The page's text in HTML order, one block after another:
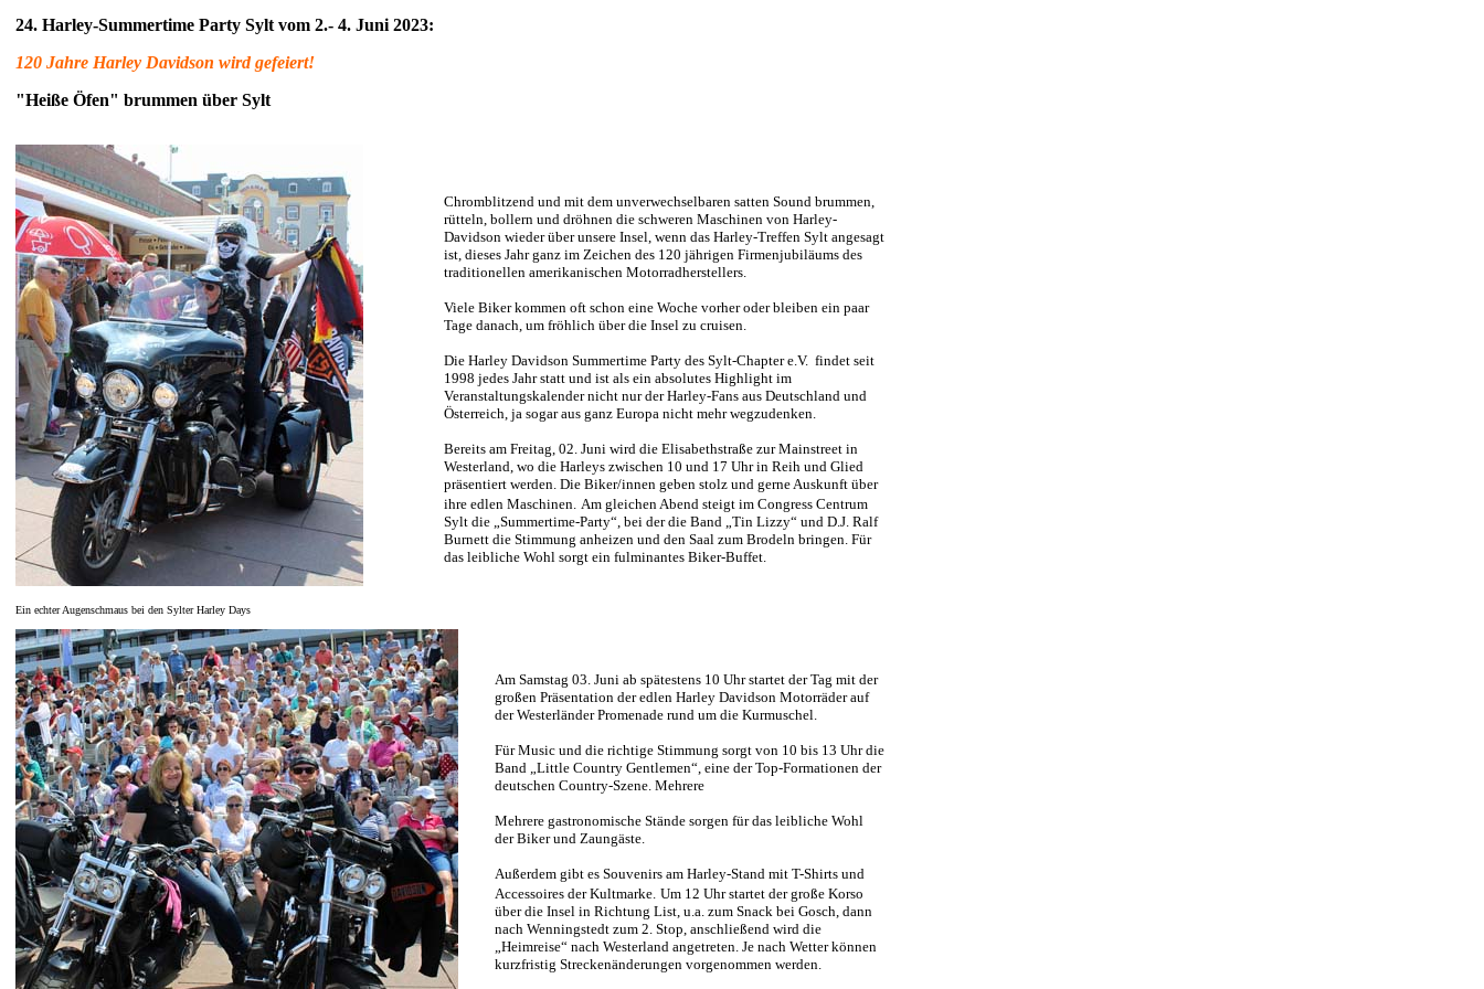
24. Harley-Summertime Party Sylt vom 2.- 4. Juni 2023:
120 Jahre Harley Davidson wird gefeiert!
"Heiße Öfen" brummen über Sylt
Ein echter Augenschmaus bei den Sylter Harley Days
Chromblitzend und mit dem unverwechselbaren satten Sound brummen,
rütteln, bollern und dröhnen die schweren Maschinen von Harley-
Davidson wieder über unsere Insel, wenn das Harley-Treffen Sylt angesagt
ist, dieses Jahr ganz im Zeichen des 120 jährigen Firmenjubiläums des
traditionellen amerikanischen Motorradherstellers.
Viele Biker kommen oft schon eine Woche vorher oder bleiben ein paar
Tage danach, um fröhlich über die Insel zu cruisen.
Die Harley Davidson Summertime Party des Sylt-Chapter e.V. findet seit
1998 jedes Jahr statt und ist als ein absolutes Highlight im
Veranstaltungskalender nicht nur der Harley-Fans aus Deutschland und
Österreich, ja sogar aus ganz Europa nicht mehr wegzudenken.
Bereits am Freitag, 02. Juni wird die Elisabethstraße zur Mainstreet in
Westerland, wo die Harleys zwischen 10 und 17 Uhr in Reih und Glied
präsentiert werden. Die Biker/innen geben stolz und gerne Auskunft über
ihre edlen Maschinen. Am gleichen Abend steigt im Congress Centrum
Sylt die „Summertime-Party“, bei der die Band „Tin Lizzy“ und D.J. Ralf
Burnett die Stimmung anheizen und den Saal zum Brodeln bringen. Für
das leibliche Wohl sorgt ein fulminantes Biker-Buffet.
Am Samstag 03. Juni ab spätestens 10 Uhr startet der Tag mit der
großen Präsentation der edlen Harley Davidson Motorräder auf
der Westerländer Promenade rund um die Kurmuschel.
Für Music und die richtige Stimmung sorgt von 10 bis 13 Uhr die
Band „Little Country Gentlemen“, eine der Top-Formationen der
deutschen Country-Szene. Mehrere
Mehrere gastronomische Stände sorgen für das leibliche Wohl
der Biker und Zaungäste.
Außerdem gibt es Souvenirs am Harley-Stand mit T-Shirts und
Accessoires der Kultmarke. Um 12 Uhr startet der große Korso
über die Insel in Richtung List, u.a. zum Snack bei Gosch, dann
nach Wenningstedt zum 2. Stop, anschließend wird die
„Heimreise“ nach Westerland angetreten. Je nach Wetter können
kurzfristig Streckenänderungen vorgenommen werden.